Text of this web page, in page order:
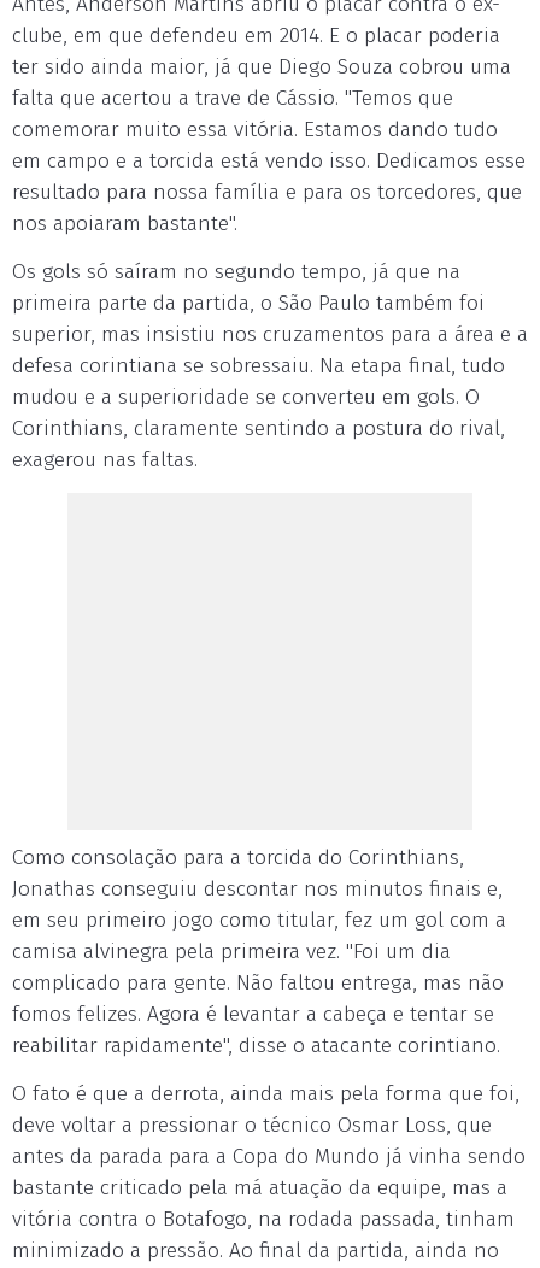
clube, em que defendeu em 2014. E o placar poderia
ter sido ainda maior, já que Diego Souza cobrou uma
falta que acertou a trave de Cássio. "Temos que
comemorar muito essa vitória. Estamos dando tudo
em campo e a torcida está vendo isso. Dedicamos esse
resultado para nossa família e para os torcedores, que
nos apoiaram bastante".
Os gols só saíram no segundo tempo, já que na
primeira parte da partida, o São Paulo também foi
superior, mas insistiu nos cruzamentos para a área e a
defesa corintiana se sobressaiu. Na etapa final, tudo
mudou e a superioridade se converteu em gols. O
Corinthians, claramente sentindo a postura do rival,
exagerou nas faltas.
Como consolação para a torcida do Corinthians,
Jonathas conseguiu descontar nos minutos finais e,
em seu primeiro jogo como titular, fez um gol com a
camisa alvinegra pela primeira vez. "Foi um dia
complicado para gente. Não faltou entrega, mas não
fomos felizes. Agora é levantar a cabeça e tentar se
reabilitar rapidamente", disse o atacante corintiano.
O fato é que a derrota, ainda mais pela forma que foi,
deve voltar a pressionar o técnico Osmar Loss, que
antes da parada para a Copa do Mundo já vinha sendo
bastante criticado pela má atuação da equipe, mas a
vitória contra o Botafogo, na rodada passada, tinham
minimizado a pressão. Ao final da partida, ainda no